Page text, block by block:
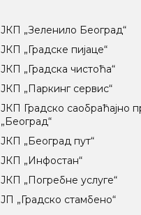
ЈКП „Зеленило Београд“
ЈКП „Градске пијаце“
ЈКП „Градска чистоћа“
ЈКП „Паркинг сервис“
ЈКП Градско саобраћајно
„Београд“
ЈКП „Београд пут“
ЈКП „Инфостан“
ЈКП „Погребне услуге“
ЈП „Градско стамбено“